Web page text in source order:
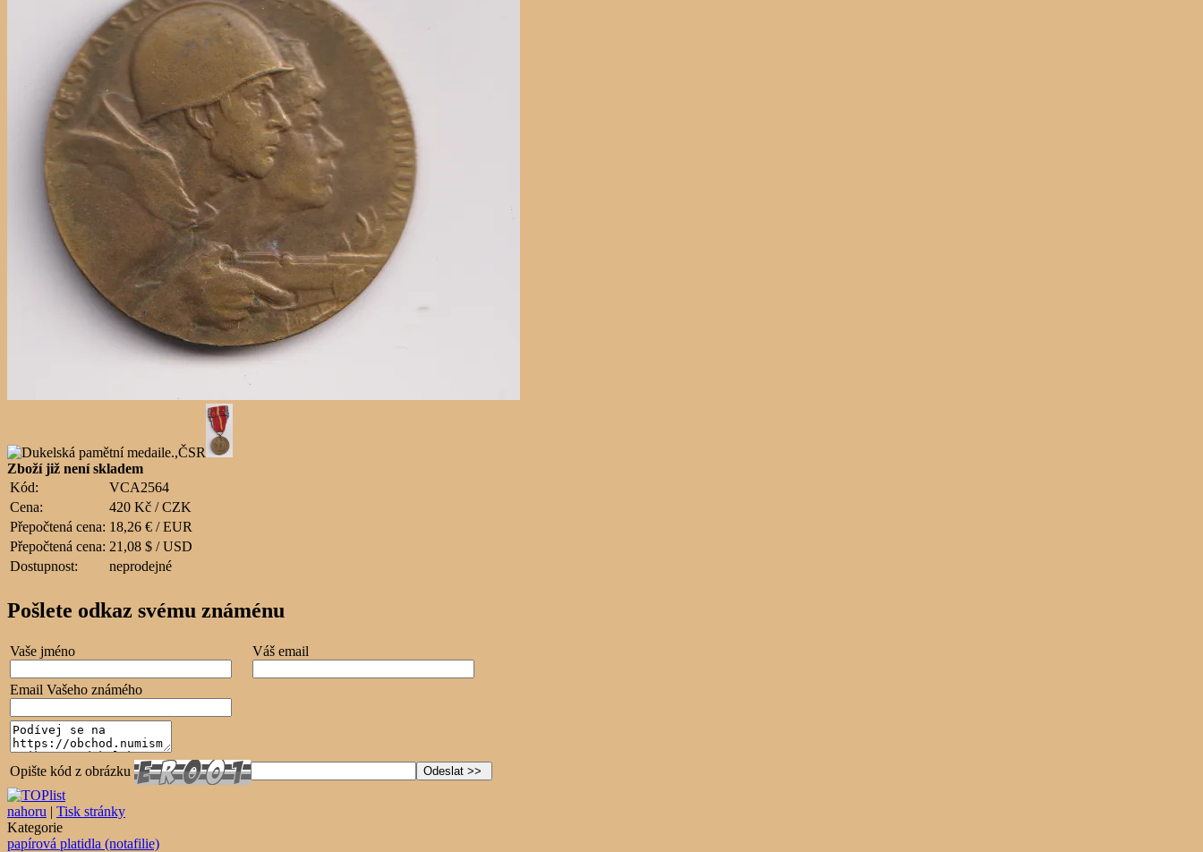
Zboží již není skladem
Kód:
VCA2564
Cena:
420 Kč / CZK
Přepočtená cena: 18,26 € / EUR
Přepočtená cena: 21,08 $ / USD
Dostupnost:
neprodejné
Pošlete odkaz svému známénu
Vaše jméno Váš email
Email Vašeho známého
Opište kód z obrázku
nahoru | Tisk stránky
Kategorie
papírová platidla (notafilie)